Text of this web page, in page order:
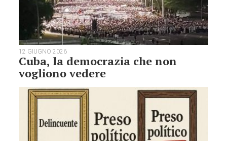
12 GIUGNO 2026
Cuba, la democrazia che non
vogliono vedere